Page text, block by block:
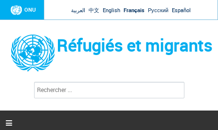
Jump to navigation
ONU العربية 中文 English Français Русский Español
Réfugiés et migrants
c
